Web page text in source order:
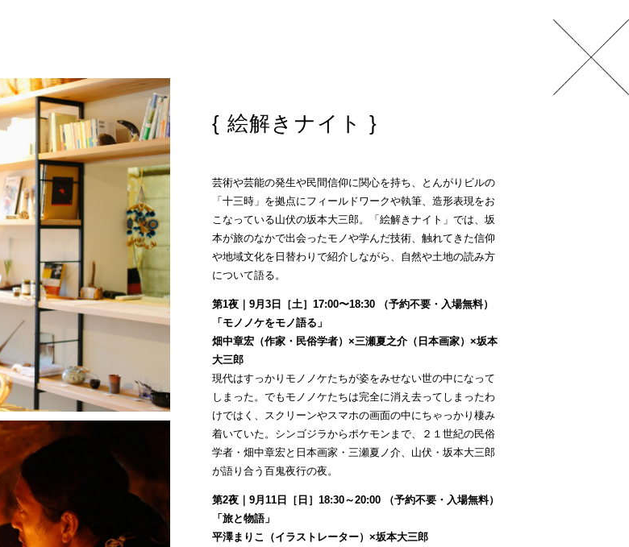
絵解きナイト
芸術や芸能の発生や民間信仰に関心を持ち、とんがりビルの
「十三時」を拠点にフィールドワークや執筆、造形表現をお
こなっている山伏の坂本大三郎。「絵解きナイト」では、坂
本が旅のなかで出会ったモノや学んだ技術、触れてきた信仰
や地域文化を日替わりで紹介しながら、自然や土地の読み方
について語る。
第1夜｜9月3日［土］17:00〜18:30 （予約不要・入場無料）
「モノノケをモノ語る」
畑中章宏（作家・民俗学者）×三瀬夏之介（日本画家）×坂本
大三郎
現代はすっかりモノノケたちが姿をみせない世の中になって
しまった。でもモノノケたちは完全に消え去ってしまったわ
けではく、スクリーンやスマホの画面の中にちゃっかり棲み
着いていた。シンゴジラからポケモンまで、２１世紀の民俗
学者・畑中章宏と日本画家・三瀬夏ノ介、山伏・坂本大三郎
が語り合う百鬼夜行の夜。
第2夜｜9月11日［日］18:30～20:00 （予約不要・入場無料）
「旅と物語」
平澤まりこ（イラストレーター）×坂本大三郎